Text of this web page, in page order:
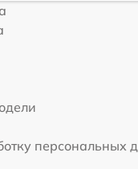
персональных